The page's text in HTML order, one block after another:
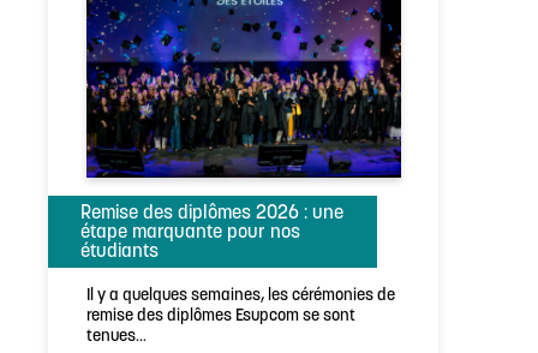
Remise des diplômes 2026 : une
étape marquante pour nos
étudiants
Il y a quelques semaines, les cérémonies de
remise des diplômes Esupcom se sont
tenues…